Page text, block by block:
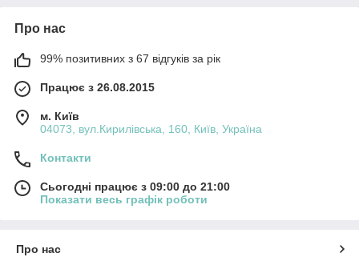
Про нас
99% позитивних з 67 відгуків за рік
Працює з 26.08.2015
м. Київ
04073, вул.Кирилівська, 160, Київ, Україна
Контакти
Сьогодні працює з 09:00 до 21:00
Показати весь графік роботи
Про нас